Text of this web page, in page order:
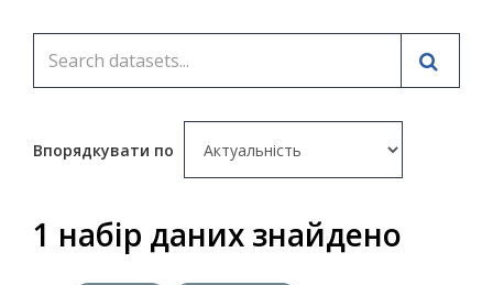
Впорядкувати по
1 набір даних знайдено